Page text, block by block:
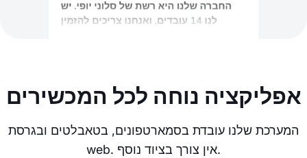
אפליקציה נוחה לכל המכשירים
המערכת שלנו עובדת בסמארטפונים, בטאבלטים ובגרסת
web. אין צורך בציוד נוסף.